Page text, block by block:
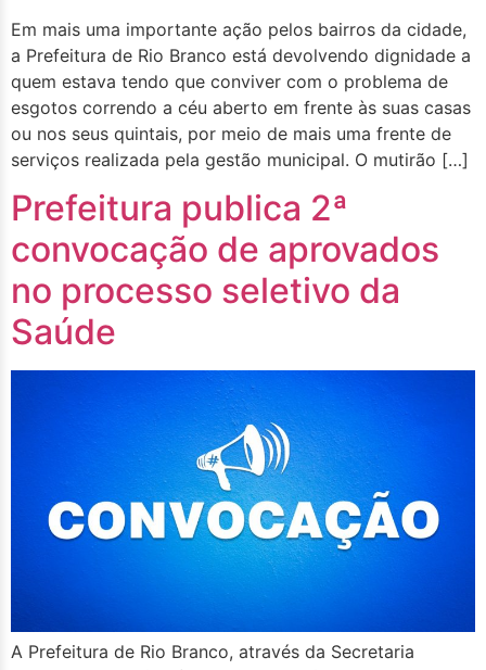
Em mais uma importante ação pelos bairros da cidade,
a Prefeitura de Rio Branco está devolvendo dignidade a
quem estava tendo que conviver com o problema de
esgotos correndo a céu aberto em frente às suas casas
ou nos seus quintais, por meio de mais uma frente de
serviços realizada pela gestão municipal. O mutirão […]
Prefeitura publica 2ª
convocação de aprovados
no processo seletivo da
Saúde
A Prefeitura de Rio Branco, através da Secretaria